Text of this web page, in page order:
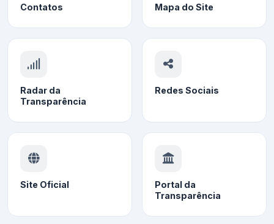
Contatos Mapa do Site
Radar da
Transparência
Redes Sociais
Site Oficial
Portal da
Transparência